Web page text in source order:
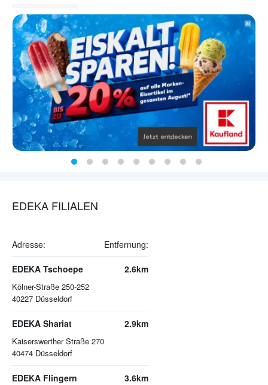
EDEKA FILIALEN
Adresse: Entfernung:
EDEKA Tschoepe
Kölner-Straße 250-252
40227 Düsseldorf
2.6km
EDEKA Shariat
Kaiserswerther Straße 270
40474 Düsseldorf
2.9km
EDEKA Flingern 3.6km